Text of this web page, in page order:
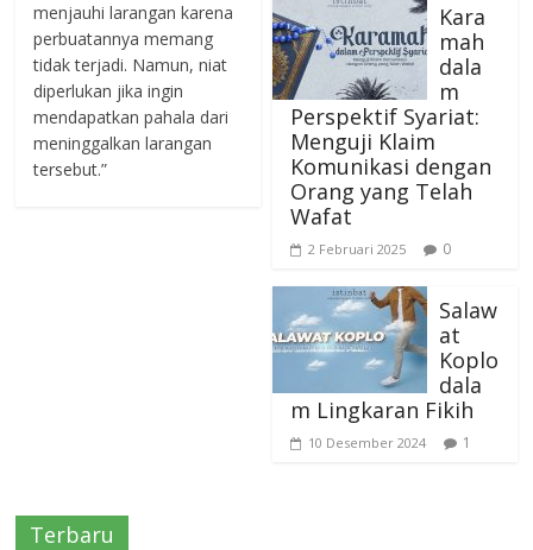
menjauhi larangan karena
perbuatannya memang
tidak terjadi. Namun, niat
diperlukan jika ingin
mendapatkan pahala dari
meninggalkan larangan
tersebut.”
Kara
mah
dala
m
Perspektif Syariat:
Menguji Klaim
Komunikasi dengan
Orang yang Telah
Wafat
2 Februari 2025 0
Salaw
at
Koplo
dala
m Lingkaran Fikih
10 Desember 2024 1
Terbaru